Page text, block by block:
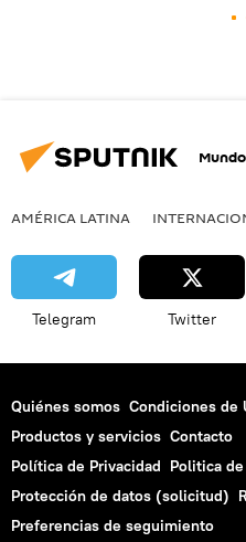
Mundo
AMÉRICA LATINA
Telegram Twitter
Quiénes somos Condiciones de
Productos y servicios Contacto
Política de Privacidad Politica
Protección de datos (solicitud)
Preferencias de seguimiento